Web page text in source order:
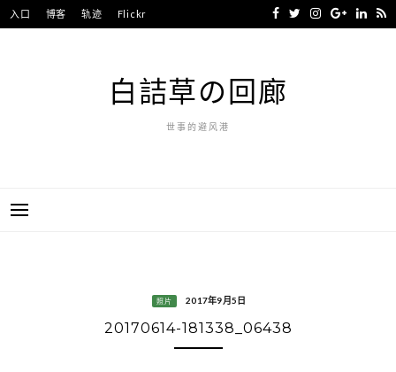
Skip
to
入口 博客 轨迹 Flickr
白詰草の回廊
世事的避风港
照片 2017年9月5日
20170614-181338_06438